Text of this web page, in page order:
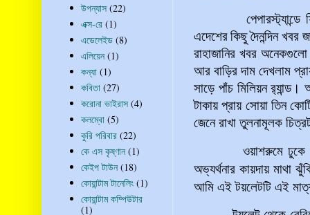
পেপারস্ট্যান্ডে
এদেশেরকিছুদৈনন্দিন খবর
রাহাজানির খবর
আর বাড়ির দাম দেখলাম
সাড়ে পাঁচ মিলিয়ন র‍্যান্ড।
টাকায় প্রায় সোয়া তিন
জেনে রাখা তুলনামূলক
ওয়াশরুমে ঢুকে একটু
অভ্যর্থনার কায়দায় মাথা
আমি এই টয়লেটটি এই
উপন্যাস (22)
এক্স-রে (1)
এডেলেইড (8)
এলিয়েন (1)
কন্যা (1)
কবিতা (27)
করোনা ভাইরাস (4)
কলম্বো (5)
কুরি পরিবার (22)
কে এস কৃষ্ণান (1)
কেইপ টাউন (18)
কোয়ান্টাম টানেলিং (1)
কোয়ান্টাম কম্পিউটার
(1)